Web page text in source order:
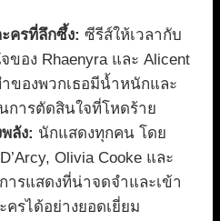
ครที่ลึกซึ้ง: ซีรีส์ให้เวลากับ
ของ Rhaenyra และ Alicent
ของพวกเธอมีน้ำหนักและ
การตัดสินใจที่โหดร้าย
ลัง: นักแสดงทุกคน โดย
Olivia Cooke และ
ารแสดงที่น่าจดจำและเข้า
รได้อย่างยอดเยี่ยม